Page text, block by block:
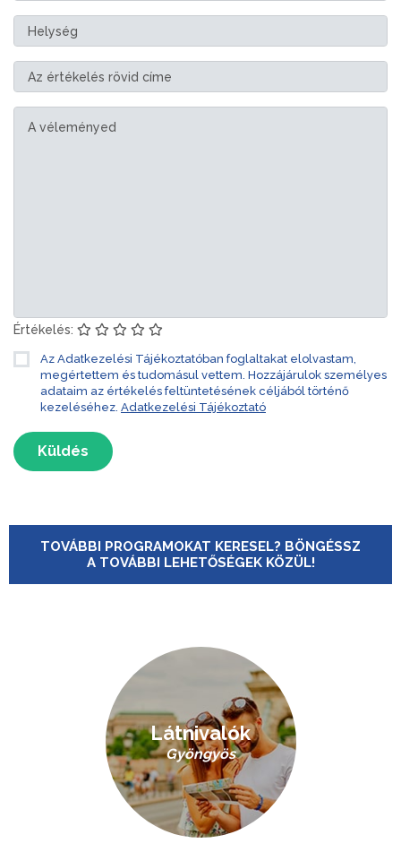
Értékelés:
Az Adatkezelési Tájékoztatóban foglaltakat elolvastam,
megértettem és tudomásul vettem. Hozzájárulok személyes
adataim az értékelés feltüntetésének céljából történő
kezeléséhez. Adatkezelési Tájékoztató
Küldés
TOVÁBBI PROGRAMOKAT KERESEL? BÖNGÉSSZ
A TOVÁBBI LEHETŐSÉGEK KÖZÜL!
Látnivalók
Gyöngyös